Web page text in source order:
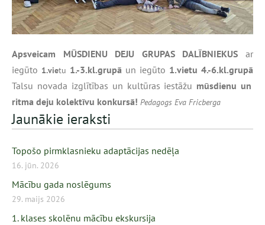
Jaunākie ieraksti
Topošo pirmklasnieku adaptācijas nedēļa
16. jūn. 2026
Mācību gada noslēgums
29. maijs 2026
1. klases skolēnu mācību ekskursija
Apsveicam MŪSDIENU DEJU GRUPAS DALĪBNIEKUS ar
iegūto 1.vietu 1.-3.kl.grupā un iegūto 1.vietu 4.-6.kl.grupā
Talsu novada izglītības un kultūras iestāžu mūsdienu un
ritma deju kolektīvu konkursā! Pedagogs Eva Fricberga